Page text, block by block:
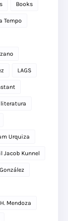
Books
Tempo
LAGS
literatura
Urquiza
Jacob Kunnel
Mendoza